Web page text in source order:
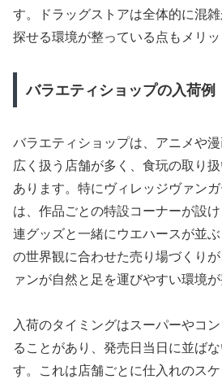
す。ドラッグストアは全体的に混
探せる環境が整っている点もメリッ
バラエティショップの入荷例
バラエティショップは、アニメや
広く扱う店舗が多く、食玩の取り
あります。特にヴィレッジヴァン
は、作品ごとの特設コーナーが設
連グッズと一緒にウエハースが並
の世界観に合わせた売り場づくり
ァンが自然と足を運びやすい環境が
入荷のタイミングはスーパーやコ
ることがあり、発売日当日に並ば
す。これは店舗ごとに仕入れのス